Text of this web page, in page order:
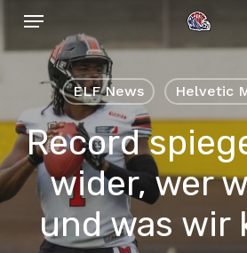
Skip
content
Menu
ELF News Helvetic
Record
wider, wer
und was wir